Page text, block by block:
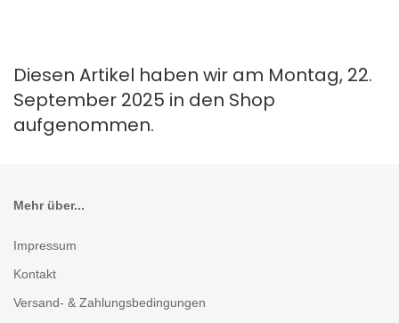
Diesen Artikel haben wir am Montag, 22.
September 2025 in den Shop
aufgenommen.
Mehr über...
Impressum
Kontakt
Versand- & Zahlungsbedingungen